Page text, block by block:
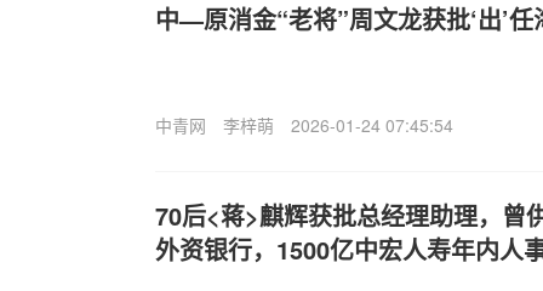
中—原消金“老将”周文龙获批‘出’
中青网 李梓萌 2026-01-24 07:45:54
70后<蒋>麒辉获批总经理助理，曾
外资银行，1500亿中宏人寿年内人